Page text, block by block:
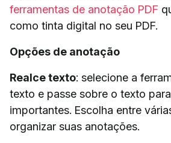
ferramentas de anotação PDF
como tinta digital no seu PDF.
Opções de anotação
Realce texto: selecione a
texto e passe sobre o texto
importantes. Escolha entre
organizar suas anotações.